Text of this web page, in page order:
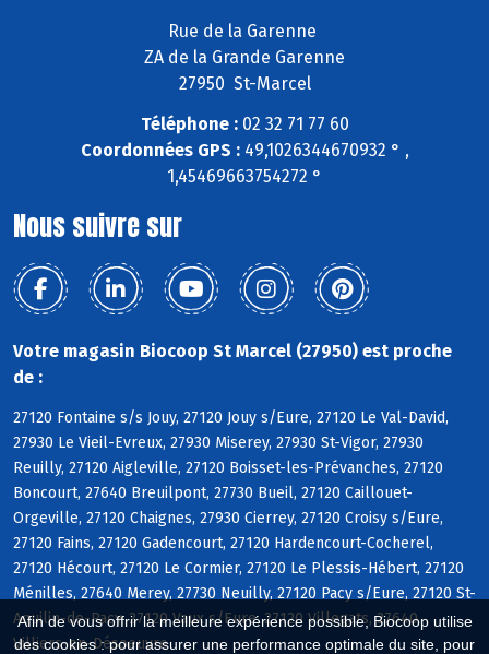
Afin de vous offrir la meilleure expérience possible, Biocoop utilise
des cookies : pour assurer une performance optimale du site, pour
Rue de la Garenne
ZA de la Grande Garenne
27950 St-Marcel
Téléphone :02 32 71 77 60
Coordonnées GPS :49,1026344670932 ° ,
1,45469663754272 °
Nous suivre sur
Votre magasin Biocoop St Marcel (27950) est proche
de :
27120 Fontaine s/s Jouy, 27120 Jouy s/Eure, 27120 Le Val-David,
27930 Le Vieil-Evreux, 27930 Miserey, 27930 St-Vigor, 27930
Reuilly, 27120 Aigleville, 27120 Boisset-les-Prévanches, 27120
Boncourt, 27640 Breuilpont, 27730 Bueil, 27120 Caillouet-
Orgeville, 27120 Chaignes, 27930 Cierrey, 27120 Croisy s/Eure,
27120 Fains, 27120 Gadencourt, 27120 Hardencourt-Cocherel,
27120 Hécourt, 27120 Le Cormier, 27120 Le Plessis-Hébert, 27120
Ménilles, 27640 Merey, 27730 Neuilly, 27120 Pacy s/Eure, 27120 St-
Aquilin-de-Pacy, 27120 Vaux s/Eure, 27120 Villegats, 27640
Villiers-en-Désoeuvre